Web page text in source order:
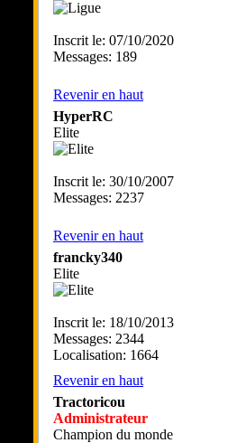
Inscrit le: 07/10/2020
Messages: 189
Revenir en haut
HyperRC
Elite
Inscrit le: 30/10/2007
Messages: 2237
Revenir en haut
francky340
Elite
Inscrit le: 18/10/2013
Messages: 2344
Localisation: 1664
Revenir en haut
Tractoricou
Administrateur
Champion du monde